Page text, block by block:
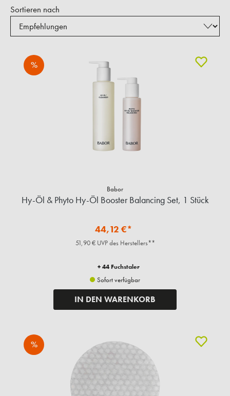
Sortieren nach
%
Babor
Hy-Öl & Phyto Hy-Öl Booster Balancing Set, 1 Stück
44,12 €*
51,90 € UVP des Herstellers**
+ 44 Fuchstaler
Sofort verfügbar
IN DEN WARENKORB
%